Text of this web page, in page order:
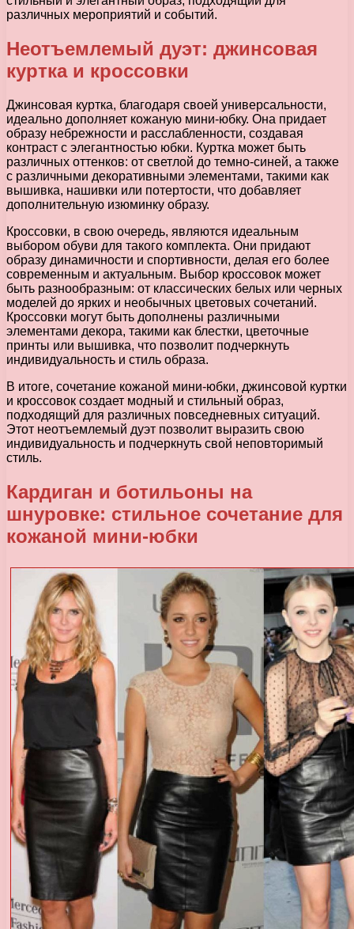
различных мероприятий и событий.
Неотъемлемый дуэт: джинсовая
куртка и кроссовки
Джинсовая куртка, благодаря своей универсальности,
идеально дополняет кожаную мини-юбку. Она придает
образу небрежности и расслабленности, создавая
контраст с элегантностью юбки. Куртка может быть
различных оттенков: от светлой до темно-синей, а также
с различными декоративными элементами, такими как
вышивка, нашивки или потертости, что добавляет
дополнительную изюминку образу.
Кроссовки, в свою очередь, являются идеальным
выбором обуви для такого комплекта. Они придают
образу динамичности и спортивности, делая его более
современным и актуальным. Выбор кроссовок может
быть разнообразным: от классических белых или черных
моделей до ярких и необычных цветовых сочетаний.
Кроссовки могут быть дополнены различными
элементами декора, такими как блестки, цветочные
принты или вышивка, что позволит подчеркнуть
индивидуальность и стиль образа.
В итоге, сочетание кожаной мини-юбки, джинсовой куртки
и кроссовок создает модный и стильный образ,
подходящий для различных повседневных ситуаций.
Этот неотъемлемый дуэт позволит выразить свою
индивидуальность и подчеркнуть свой неповторимый
стиль.
Кардиган и ботильоны на
шнуровке: стильное сочетание для
кожаной мини-юбки